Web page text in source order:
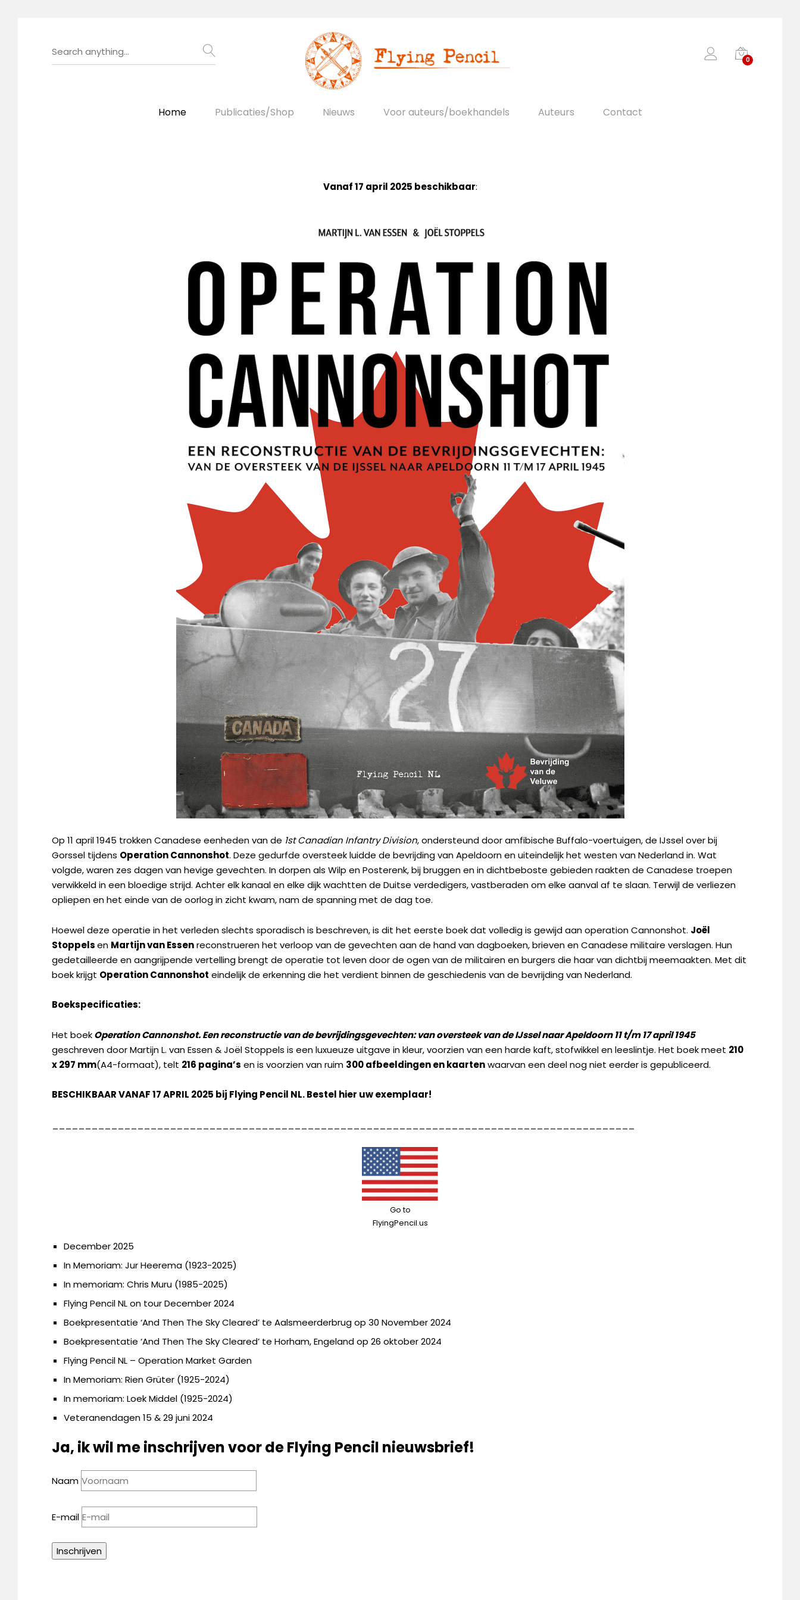
0
Home Publicaties/Shop Nieuws Voor auteurs/boekhandels Auteurs Contact
Vanaf 17 april 2025 beschikbaar:
Op 11 april 1945 trokken Canadese eenheden van de 1st Canadian Infantry Division, ondersteund door amfibische Buffalo-voertuigen, de IJssel over bij
Gorssel tijdens Operation Cannonshot. Deze gedurfde oversteek luidde de bevrijding van Apeldoorn en uiteindelijk het westen van Nederland in. Wat
volgde, waren zes dagen van hevige gevechten. In dorpen als Wilp en Posterenk, bij bruggen en in dichtbeboste gebieden raakten de Canadese troepen
verwikkeld in een bloedige strijd. Achter elk kanaal en elke dijk wachtten de Duitse verdedigers, vastberaden om elke aanval af te slaan. Terwijl de verliezen
opliepen en het einde van de oorlog in zicht kwam, nam de spanning met de dag toe.
Hoewel deze operatie in het verleden slechts sporadisch is beschreven, is dit het eerste boek dat volledig is gewijd aan operation Cannonshot. Joël
Stoppelsen Martijn van Essenreconstrueren het verloop van de gevechten aan de hand van dagboeken, brieven en Canadese militaire verslagen. Hun
gedetailleerde en aangrijpende vertelling brengt de operatie tot leven door de ogen van de militairen en burgers die haar van dichtbij meemaakten. Met dit
boek krijgt Operation Cannonshot eindelijk de erkenning die het verdient binnen de geschiedenis van de bevrijding van Nederland.
Boekspecificaties:
Het boekOperation Cannonshot. Een reconstructie van de bevrijdingsgevechten: van oversteek van de IJssel naar Apeldoorn 11 t/m 17 april 1945
geschreven door Martijn L. van Essen & Joël Stoppels is een luxueuze uitgave in kleur, voorzien van een harde kaft, stofwikkel en leeslintje. Het boek meet 210
x 297 mm(A4-formaat), telt 216 pagina’s en is voorzien van ruim 300 afbeeldingen en kaartenwaarvan een deel nog niet eerder is gepubliceerd.
BESCHIKBAAR VANAF 17 APRIL 2025 bij Flying Pencil NL.Bestel hier uw exemplaar!
Go to
FlyingPencil.us
December 2025
In Memoriam: Jur Heerema (1923-2025)
In memoriam: Chris Muru (1985-2025)
Flying Pencil NL on tour December 2024
Boekpresentatie ‘And Then The Sky Cleared’ te Aalsmeerderbrug op 30 November 2024
Boekpresentatie ‘And Then The Sky Cleared’ te Horham, Engeland op 26 oktober 2024
Flying Pencil NL – Operation Market Garden
In Memoriam: Rien Grüter (1925-2024)
In memoriam: Loek Middel (1925-2024)
Veteranendagen 15 & 29 juni 2024
Ja, ik wil me inschrijven voor de Flying Pencil nieuwsbrief!
Naam
E-mail